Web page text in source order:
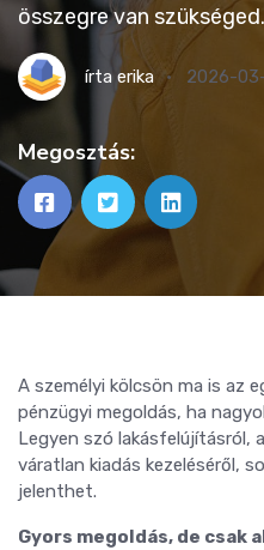
összegre van szükséged.
írta erika 2026-
Megosztás:
A személyi kölcsön ma is az
pénzügyi megoldás, ha
Legyen szó lakásfelújításról,
váratlan kiadás kezeléséről,
jelenthet.
Gyors megoldás, de csak